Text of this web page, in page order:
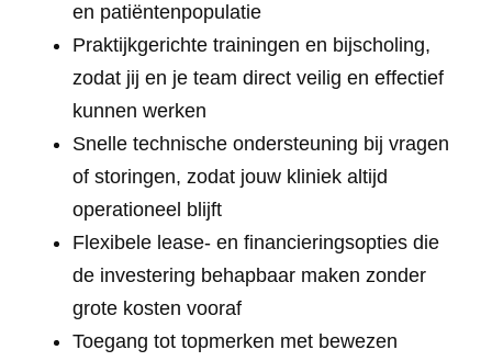
en patiëntenpopulatie
Praktijkgerichte trainingen en bijscholing,
zodat jij en je team direct veilig en effectief
kunnen werken
Snelle technische ondersteuning bij vragen
of storingen, zodat jouw kliniek altijd
operationeel blijft
Flexibele lease- en financieringsopties die
de investering behapbaar maken zonder
grote kosten vooraf
Toegang tot topmerken met bewezen